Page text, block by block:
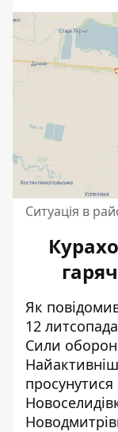
Ситуація в
Як
12
Сили